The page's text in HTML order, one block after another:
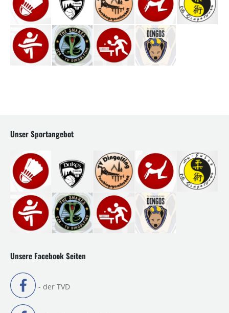
Unser Sportangebot
Unsere Facebook Seiten
- der TVD